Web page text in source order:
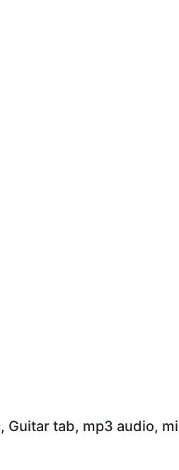
tab, mp3 audio,